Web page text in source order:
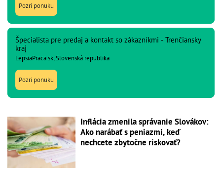
Pozri ponuku
Špecialista pre predaj a kontakt so zákazníkmi - Trenčiansky
kraj
LepsiaPraca.sk, Slovenská republika
Pozri ponuku
Inflácia zmenila správanie Slovákov:
Ako narábať s peniazmi, keď
nechcete zbytočne riskovať?